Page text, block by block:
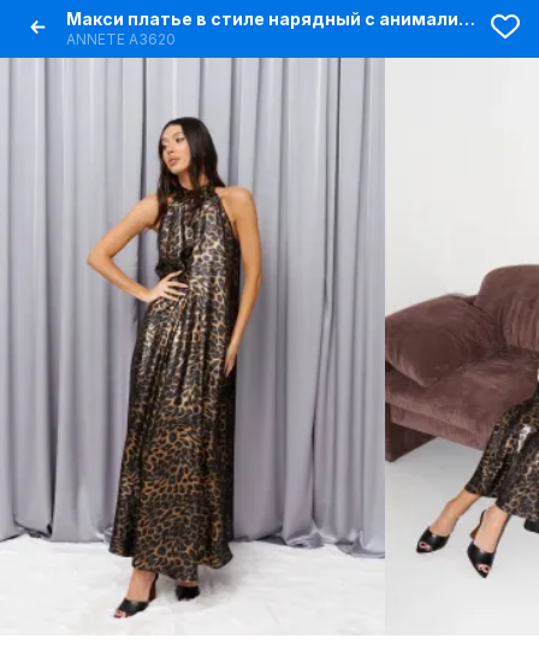
Макси платье в стиле нарядный с анималистичным принтом
ANNETE A3620